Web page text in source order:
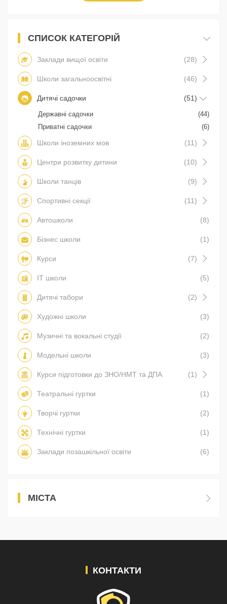
СПИСОК КАТЕГОРІЙ
Заклади вищої освіти (28)
Школи загальноосвітні (46)
Дитячі садочки (51)
Державні садочки
(44)
Приватні садочки
(6)
Школи іноземних мов (11)
Центри розвитку дитини (10)
Школи танців (9)
Спортивні секції (11)
Автошколи (8)
Бізнес школи (1)
Курси (7)
IT школи (5)
Дитячі табори (2)
Художні школи (3)
Музичні та вокальні студії (2)
Модельні школи (3)
Курси підготовки до ЗНО/НМТ та ДПА (1)
Театральні гуртки (1)
Творчі гуртки (2)
Технічні гуртки (1)
Заклади позашкільної освіти (6)
МІСТА
КОНТАКТИ